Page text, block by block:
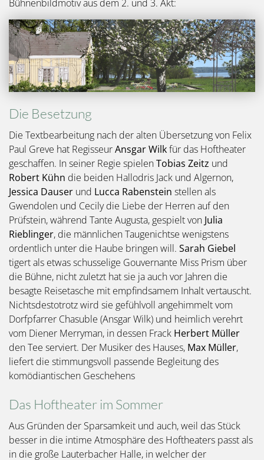
Bühnenbildmotiv aus dem 2. und 3. Akt:
Die Besetzung
Die Textbearbeitung nach der alten Übersetzung von Felix
Paul Greve hat RegisseurAnsgar Wilkfür das Hoftheater
geschaffen. In seiner Regie spielenTobias Zeitz und
Robert Kühn die beiden Hallodris Jack und Algernon,
Jessica Dauser und Lucca Rabenstein stellen als
Gwendolen und Cecily die Liebe der Herren auf den
Prüfstein, während Tante Augusta, gespielt von Julia
Rieblinger, die männlichen Taugenichtse wenigstens
ordentlich unter die Haube bringen will. Sarah Giebel
tigert als etwas schusselige Gouvernante Miss Prism über
die Bühne, nicht zuletzt hat sie ja auch vor Jahren die
besagte Reisetasche mit empfindsamem Inhalt vertauscht.
Nichtsdestotrotz wird sie gefühlvoll angehimmelt vom
Dorfpfarrer Chasuble (Ansgar Wilk) und heimlich verehrt
vom Diener Merryman, in dessen Frack Herbert Müller
den Tee serviert. Der Musiker des Hauses, Max Müller,
liefert die stimmungsvoll passende Begleitung des
komödiantischen Geschehens
Das Hoftheater im Sommer
Aus Gründen der Sparsamkeit und auch, weil das Stück
besser in die intime Atmosphäre des Hoftheaters passt als
in die große Lauterbacher Halle, in welcher der